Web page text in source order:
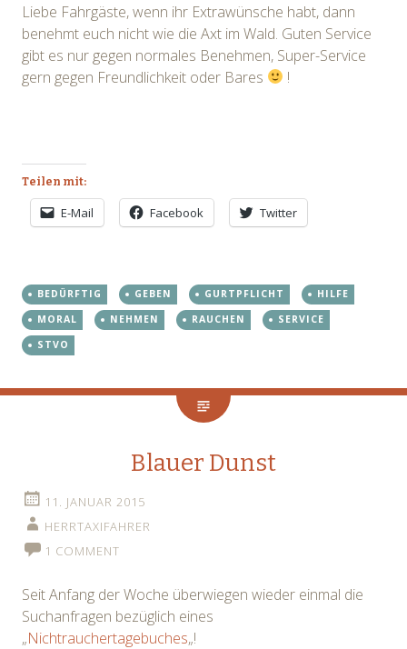
Liebe Fahrgäste, wenn ihr Extrawünsche habt, dann
benehmt euch nicht wie die Axt im Wald. Guten Service
gibt es nur gegen normales Benehmen, Super-Service
gern gegen Freundlichkeit oder Bares
!
Teilen mit:
E-Mail Facebook Twitter
BEDÜRFTIG GEBEN GURTPFLICHT
HILFE
MORAL
NEHMEN RAUCHEN
SERVICE
STVO
Blauer Dunst
11. JANUAR 2015
HERRTAXIFAHRER
1 COMMENT
Seit Anfang der Woche überwiegen wieder einmal die
Suchanfragen bezüglich eines
„Nichtrauchertagebuches„!